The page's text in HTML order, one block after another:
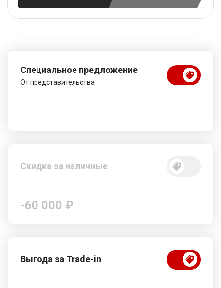
Специальное предложение
От представительства
Скидка за наличные
-60 000 ₽
Выгода за Trade-in